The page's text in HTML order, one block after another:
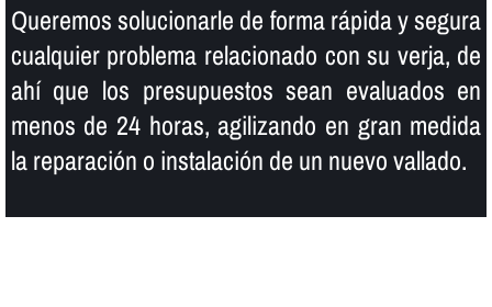
Queremos solucionarle de forma rápida y segura
cualquier problema relacionado con su verja, de
ahí­ que los presupuestos sean evaluados en
menos de 24 horas, agilizando en gran medida
la reparación o instalación de un nuevo vallado.